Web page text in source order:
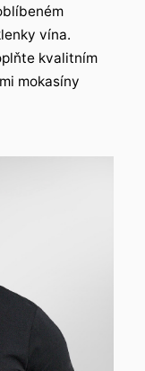
vína.
kvalitním
mokasíny